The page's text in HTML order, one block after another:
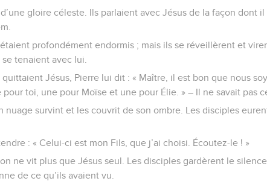
gloire céleste. Ils parlaient avec Jésus de la façon dont il
profondément endormis ; mais ils se réveillèrent et
tenaient avec lui.
Jésus, Pierre lui dit : « Maître, il est bon que nous
toi, une pour Moïse et une pour Élie. » – Il ne savait pas
nuage survint et les couvrit de son ombre. Les disciples
: « Celui-ci est mon Fils, que j’ai choisi. Écoutez-le ! »
ne vit plus que Jésus seul. Les disciples gardèrent le
de ce qu’ils avaient vu.